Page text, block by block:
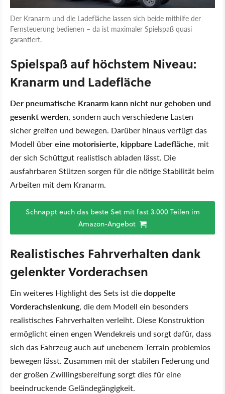
Der Kranarm und die Ladefläche lassen sich beide mithilfe der
Fernsteuerung bedienen – da ist maximaler Spielspaß quasi
garantiert.
Spielspaß auf höchstem Niveau:
Kranarm und Ladefläche
Der pneumatische Kranarm kann nicht nur gehoben und
gesenkt werden, sondern auch verschiedene Lasten
sicher greifen und bewegen. Darüber hinaus verfügt das
Modell übereine motorisierte, kippbare Ladefläche, mit
der sich Schüttgut realistisch abladen lässt. Die
ausfahrbaren Stützen sorgen für die nötige Stabilität beim
Arbeiten mit dem Kranarm.
Schnappt euch das beste Set mit fast 3.000 Teilen im
Amazon-Angebot
Realistisches Fahrverhalten dank
gelenkter Vorderachsen
Ein weiteres Highlight des Sets ist diedoppelte
Vorderachslenkung, die dem Modell ein besonders
realistisches Fahrverhalten verleiht. Diese Konstruktion
ermöglicht einen engen Wendekreis und sorgt dafür, dass
sich das Fahrzeug auch auf unebenem Terrain problemlos
bewegen lässt. Zusammen mit der stabilen Federung und
der großen Zwillingsbereifung sorgt dies für eine
beeindruckende Geländegängigkeit.